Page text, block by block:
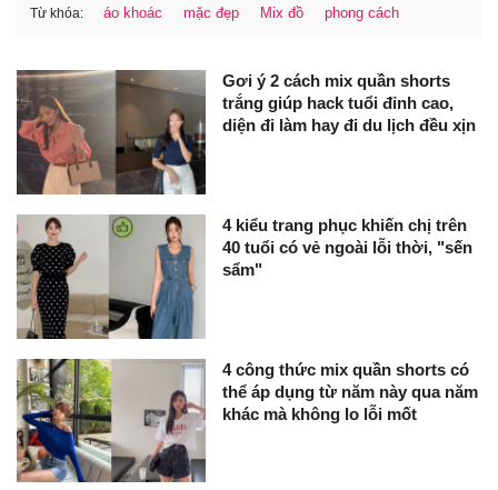
Từ khóa: áo khoác mặc đẹp Mix đồ phong cách
Gơi ý 2 cách mix quần shorts
trắng giúp hack tuổi đỉnh cao,
diện đi làm hay đi du lịch đều xịn
4 kiểu trang phục khiến chị trên
40 tuổi có vẻ ngoài lỗi thời, "sến
sẩm"
4 công thức mix quần shorts có
thể áp dụng từ năm này qua năm
khác mà không lo lỗi mốt